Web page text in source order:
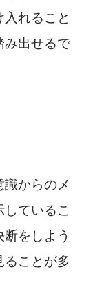
れること
み出せるで
からのメ
ているこ
をしよう
ることが多